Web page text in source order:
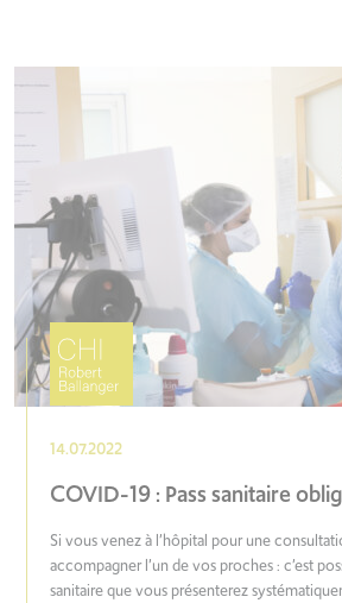
14.07.2022
COVID-19 : Pass sanitaire
Si vous venez à l’hôpital pour une
accompagner l’un de vos proches : c’est
sanitaire que vous présenterez